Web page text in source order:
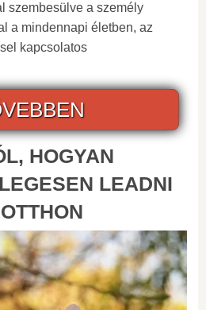
szembesülve a személy
a mindennapi életben, az
kapcsolatos
HOGYAN
LEADNI